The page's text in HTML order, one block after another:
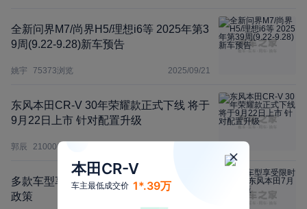
全新问界M7/尚界H5/理想i6等 2025年第3
9周(9.22-9.28)新车预告
姚宇 75373浏览 2025/09/21
东风本田CR-V 30年荣耀款正式下线 将于
9月22日上市 针对配置升级
郭辰 210006
多款车型享受限时售价 东风本田7月购车
政策
本田CR-V
车主最低成交价 1*.39万